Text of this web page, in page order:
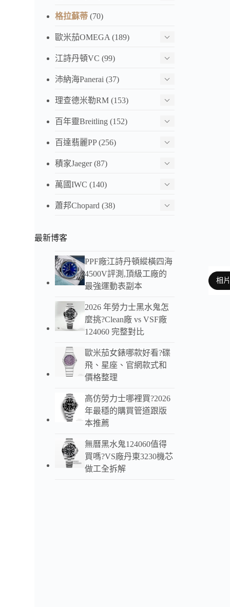
相片
格拉蘇蒂 (70)
歐米茄OMEGA (189)
江詩丹頓VC (99)
沛納海Panerai (37)
理查德米勒RM (153)
百年靈Breitling (152)
百達翡麗PP(256)
積家Jaeger(87)
萬國IWC (140)
蕭邦Chopard (38)
最新博客
PPF廠江詩丹頓縱橫四海
4500V評測,頂級工廠的
最強運動表副本
2026 年勞力士黑水鬼怎
麼挑?Clean廠 vs VSF廠
124060 完整對比
歐米茄女錶哪款好看?碟
飛、星座、官網款式和
價格整理
高仿勞力士哪裡買?2026
年最穩的購買管道跟版
本推薦
無曆黑水鬼124060值得
買嗎?VS廠丹東3230機芯
做工全拆解